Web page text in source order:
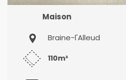
Maison
Braine-l'Alleud
110m²